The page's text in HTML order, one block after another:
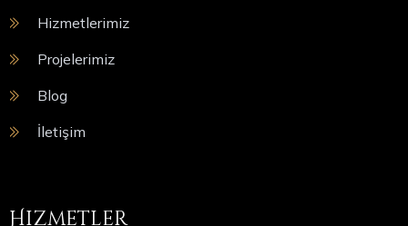
Hizmetlerimiz
Projelerimiz
Blog
İletişim
Hizmetler